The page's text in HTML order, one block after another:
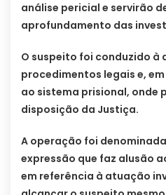
análise pericial e servirão
aprofundamento das
O suspeito foi conduzido à
procedimentos legais e,
ao sistema prisional, onde
disposição da Justiça.
A operação foi denominada
expressão que faz alusão
em referência à atuação